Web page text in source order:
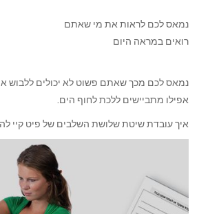
נמאס לכם לראות את מי שאתם
רואים במראה היום
נמאס לכם מכך שאתם פשוט לא יכולים ללבוש
אפילו מתביישים ללכת לחוף הים.
איך עובדת שיטת שלושת השלבים של פיט קיי